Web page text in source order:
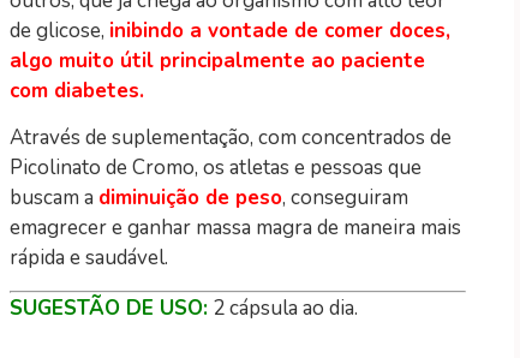
de glicose, inibindo a vontade de comer doces,
algo muito útil principalmente ao paciente
com diabetes.
Através de suplementação, com concentrados de
Picolinato de Cromo, os atletas e pessoas que
buscam a diminuição de peso, conseguiram
emagrecer e ganhar massa magra de maneira mais
rápida e saudável.
SUGESTÃO DE USO: 2 cápsula ao dia.